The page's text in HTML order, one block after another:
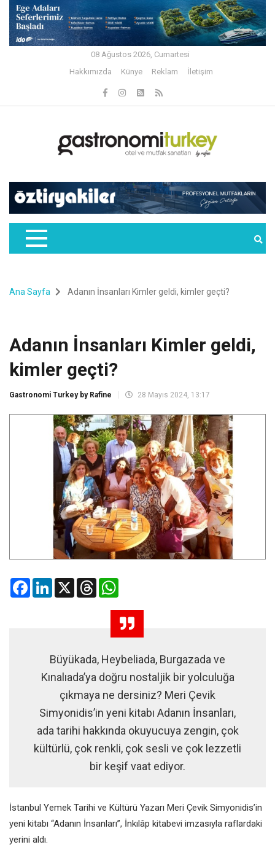
08 Ağustos 2026, Cumartesi
Hakkımızda
Künye Reklam İletişim
Ana Sayfa Adanın İnsanları Kimler geldi, kimler geçti?
Adanın İnsanları Kimler geldi,
kimler geçti?
Gastronomi Turkey by Rafine 28 Mayıs 2024, 13:17
FacebookLinkedIn
X Threads
Büyükada, Heybeliada, Burgazada ve
Kınalıada’ya doğru nostaljik bir yolculuğa
çıkmaya ne dersiniz? Meri Çevik
Simyonidis’in yeni kitabı Adanın İnsanları,
ada tarihi hakkında okuyucuya zengin, çok
kültürlü, çok renkli, çok sesli ve çok lezzetli
bir keşif vaat ediyor.
İstanbul Yemek Tarihi ve Kültürü Yazarı Meri Çevik Simyonidis’in
yeni kitabı “Adanın İnsanları”, İnkılâp kitabevi imzasıyla raflardaki
yerini aldı.